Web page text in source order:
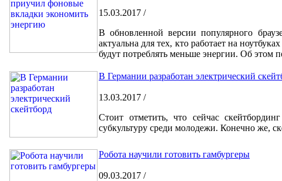
15.03.2017 /
В обновленной версии популярного
актуальна для тех, кто работает на
будут потреблять меньше энергии. Об этом
В Германии разработан электрический
13.03.2017 /
Стоит отметить, что сейчас
субкультуру среди молодежи. Конечно же,
Робота научили готовить гамбургеры
09.03.2017 /